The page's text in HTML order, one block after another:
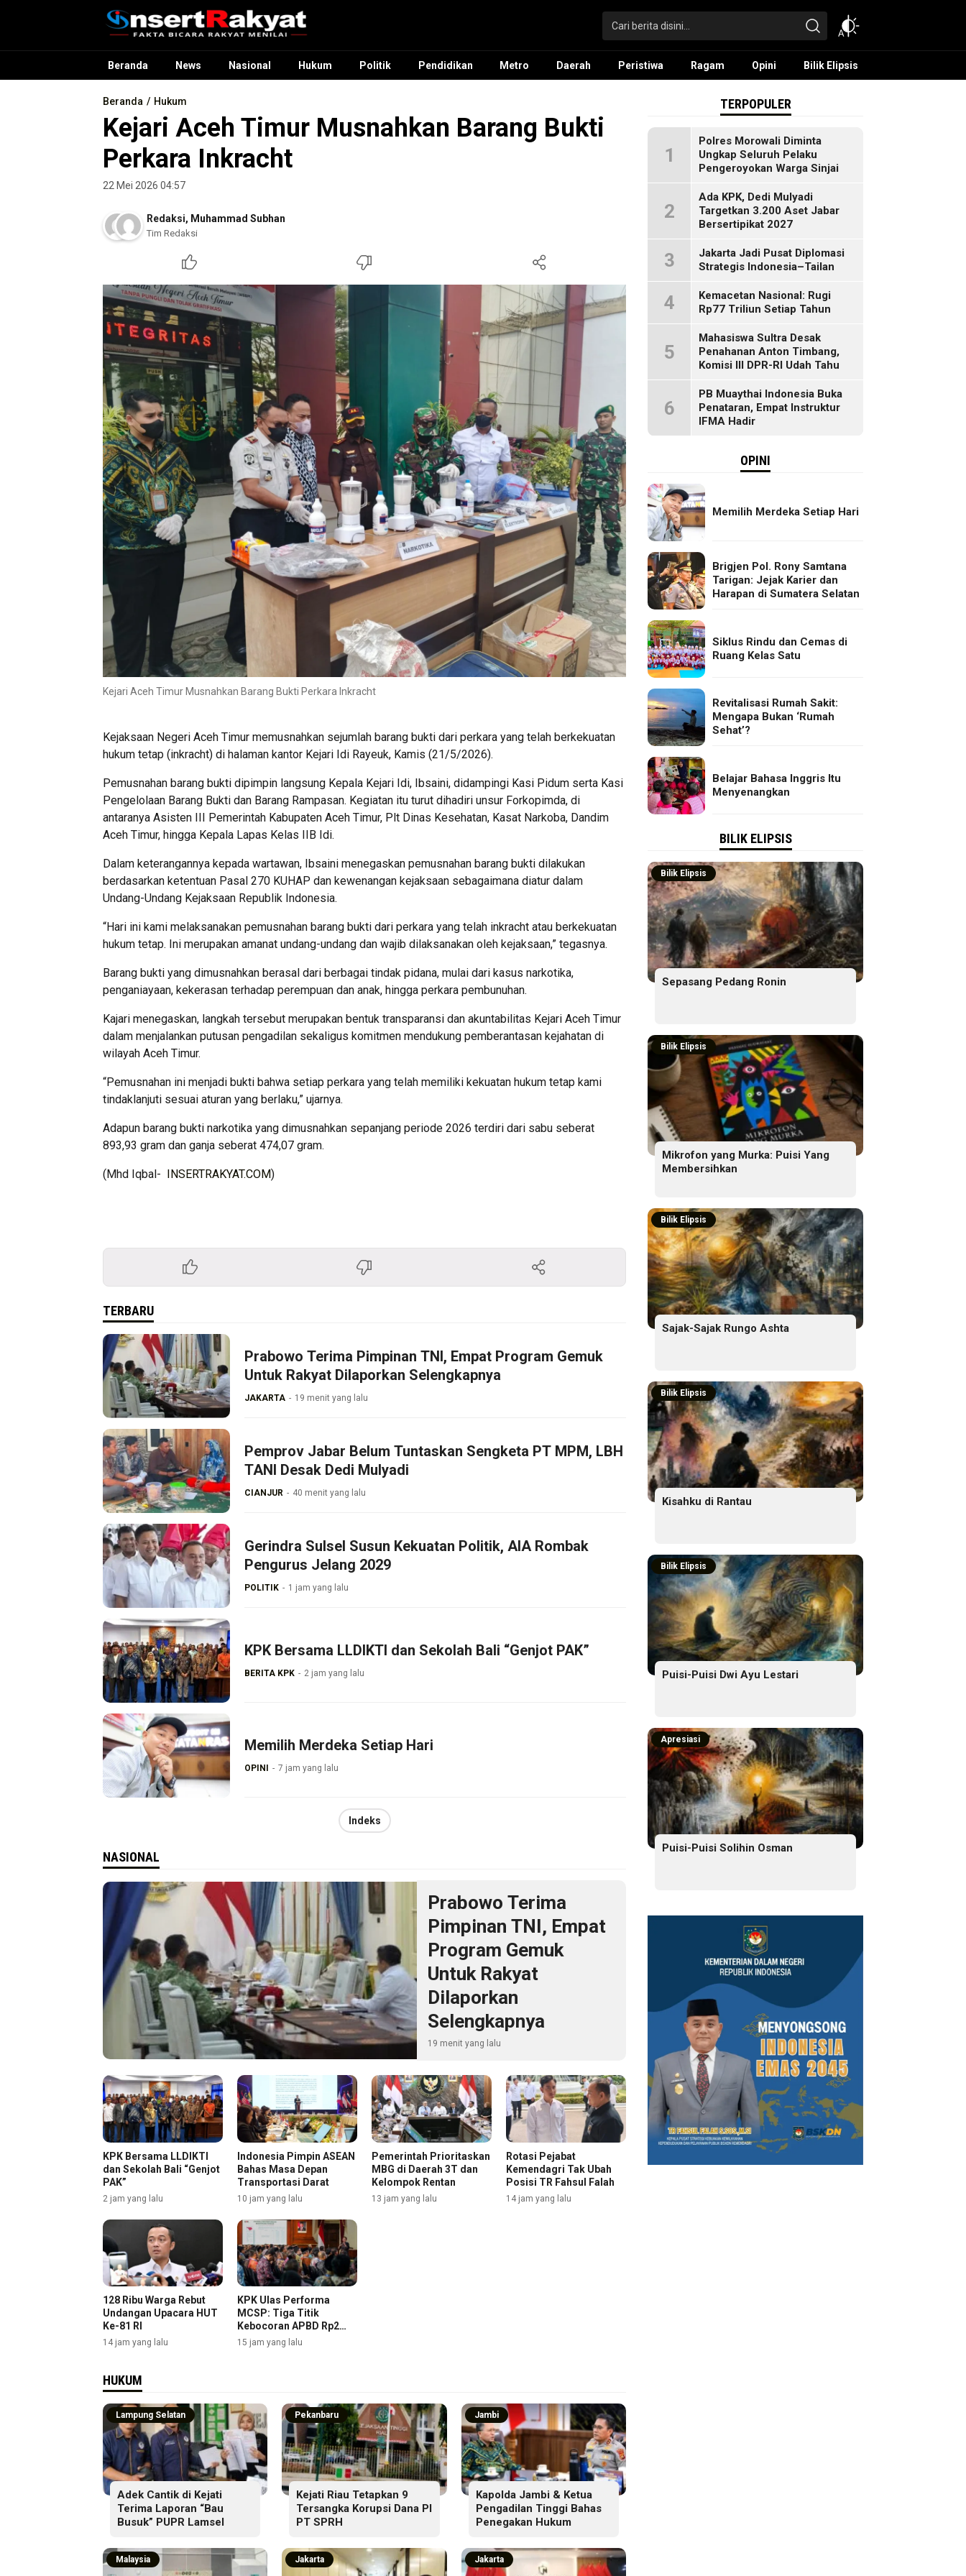
InsertRakyat.com
Fakta Bicara Rakyat Menilai
Beranda News Nasional Hukum Politik Pendidikan Metro Daerah Peristiwa Ragam Opini Bilik Elipsis
Beranda Hukum
Kejari Aceh Timur Musnahkan Barang Bukti
Perkara Inkracht
22 Mei 2026 04:57
Redaksi, Muhammad Subhan
Tim Redaksi
Kejari Aceh Timur Musnahkan Barang Bukti Perkara Inkracht
Kejaksaan Negeri Aceh Timur memusnahkan sejumlah barang bukti dari perkara yang telah berkekuatan
hukum tetap (inkracht) di halaman kantor Kejari Idi Rayeuk, Kamis (21/5/2026).
Pemusnahan barang bukti dipimpin langsung Kepala Kejari Idi, Ibsaini, didampingi Kasi Pidum serta Kasi
Pengelolaan Barang Bukti dan Barang Rampasan. Kegiatan itu turut dihadiri unsur Forkopimda, di
antaranya Asisten III Pemerintah Kabupaten Aceh Timur, Plt Dinas Kesehatan, Kasat Narkoba, Dandim
Aceh Timur, hingga Kepala Lapas Kelas IIB Idi.
Dalam keterangannya kepada wartawan, Ibsaini menegaskan pemusnahan barang bukti dilakukan
berdasarkan ketentuan Pasal 270 KUHAP dan kewenangan kejaksaan sebagaimana diatur dalam
Undang-Undang Kejaksaan Republik Indonesia.
“Hari ini kami melaksanakan pemusnahan barang bukti dari perkara yang telah inkracht atau berkekuatan
hukum tetap. Ini merupakan amanat undang-undang dan wajib dilaksanakan oleh kejaksaan,” tegasnya.
Barang bukti yang dimusnahkan berasal dari berbagai tindak pidana, mulai dari kasus narkotika,
penganiayaan, kekerasan terhadap perempuan dan anak, hingga perkara pembunuhan.
Kajari menegaskan, langkah tersebut merupakan bentuk transparansi dan akuntabilitas Kejari Aceh Timur
dalam menjalankan putusan pengadilan sekaligus komitmen mendukung pemberantasan kejahatan di
wilayah Aceh Timur.
“Pemusnahan ini menjadi bukti bahwa setiap perkara yang telah memiliki kekuatan hukum tetap kami
tindaklanjuti sesuai aturan yang berlaku,” ujarnya.
Adapun barang bukti narkotika yang dimusnahkan sepanjang periode 2026 terdiri dari sabu seberat
893,93 gram dan ganja seberat 474,07 gram.
(Mhd Iqbal- INSERTRAKYAT.COM)
TERBARU
Prabowo Terima Pimpinan TNI, Empat Program Gemuk
Untuk Rakyat Dilaporkan Selengkapnya
JAKARTA 19 menit yang lalu
Pemprov Jabar Belum Tuntaskan Sengketa PT MPM, LBH
TANI Desak Dedi Mulyadi
CIANJUR 40 menit yang lalu
Gerindra Sulsel Susun Kekuatan Politik, AIA Rombak
Pengurus Jelang 2029
POLITIK 1 jam yang lalu
KPK Bersama LLDIKTI dan Sekolah Bali “Genjot PAK”
BERITA KPK 2 jam yang lalu
Memilih Merdeka Setiap Hari
OPINI 7 jam yang lalu
Indeks
NASIONAL
Prabowo Terima
Pimpinan TNI, Empat
Program Gemuk
Untuk Rakyat
Dilaporkan
Selengkapnya
19 menit yang lalu
KPK Bersama LLDIKTI
dan Sekolah Bali “Genjot
PAK”
2 jam yang lalu
Indonesia Pimpin ASEAN
Bahas Masa Depan
Transportasi Darat
10 jam yang lalu
Pemerintah Prioritaskan
MBG di Daerah 3T dan
Kelompok Rentan
13 jam yang lalu
Rotasi Pejabat
Kemendagri Tak Ubah
Posisi TR Fahsul Falah
14 jam yang lalu
128 Ribu Warga Rebut
Undangan Upacara HUT
Ke-81 RI
14 jam yang lalu
KPK Ulas Performa
MCSP: Tiga Titik
Kebocoran APBD Rp2
Triliun
15 jam yang lalu
HUKUM
Lampung Selatan
Adek Cantik di Kejati
Terima Laporan “Bau
Busuk” PUPR Lamsel
Pekanbaru
Kejati Riau Tetapkan 9
Tersangka Korupsi Dana PI
PT SPRH
Jambi
Kapolda Jambi & Ketua
Pengadilan Tinggi Bahas
Penegakan Hukum
Malaysia Jakarta Jakarta
TERPOPULER
1
Polres Morowali Diminta
Ungkap Seluruh Pelaku
Pengeroyokan Warga Sinjai
2
Ada KPK, Dedi Mulyadi
Targetkan 3.200 Aset Jabar
Bersertipikat 2027
3
Jakarta Jadi Pusat Diplomasi
Strategis Indonesia–Tailan
4
Kemacetan Nasional: Rugi
Rp77 Triliun Setiap Tahun
5
Mahasiswa Sultra Desak
Penahanan Anton Timbang,
Komisi III DPR-RI Udah Tahu
6
PB Muaythai Indonesia Buka
Penataran, Empat Instruktur
IFMA Hadir
OPINI
Memilih Merdeka Setiap Hari
Brigjen Pol. Rony Samtana
Tarigan: Jejak Karier dan
Harapan di Sumatera Selatan
Siklus Rindu dan Cemas di
Ruang Kelas Satu
Revitalisasi Rumah Sakit:
Mengapa Bukan ‘Rumah
Sehat’?
Belajar Bahasa Inggris Itu
Menyenangkan
BILIK ELIPSIS
Bilik Elipsis
Sepasang Pedang Ronin
Bilik Elipsis
Mikrofon yang Murka: Puisi Yang
Membersihkan
Bilik Elipsis
Sajak-Sajak Rungo Ashta
Bilik Elipsis
Kisahku di Rantau
Bilik Elipsis
Puisi-Puisi Dwi Ayu Lestari
Apresiasi
Puisi-Puisi Solihin Osman